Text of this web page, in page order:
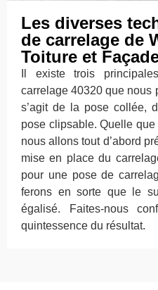
Les diverses
de carrelage de
Toiture et
Il existe trois
carrelage 40320 que nous
s’agit de la pose collée,
pose clipsable. Quelle
nous allons tout d’abord
mise en place du
pour une pose de
ferons en sorte que le
égalisé. Faites-nous
quintessence du résultat.